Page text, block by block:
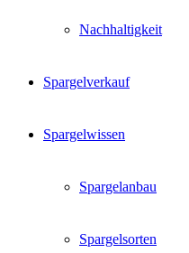
Nachhaltigkeit
Spargelverkauf
Spargelwissen
Spargelanbau
Spargelsorten